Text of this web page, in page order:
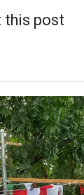
this post